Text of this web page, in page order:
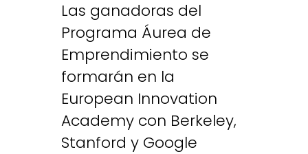
Las ganadoras del
Programa Áurea de
Emprendimiento se
formarán en la
European Innovation
Academy con Berkeley,
Stanford y Google